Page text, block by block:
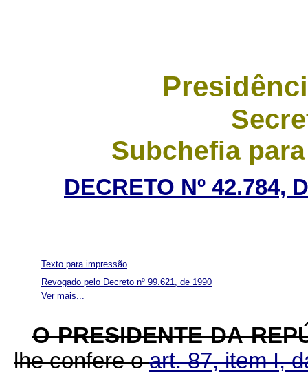
Subchefia
DECRETO Nº 42.784,
Ver mais...
Texto para impressão
Revogado pelo Decreto nº 99.621, de 1990
O PRESIDENTE DA
lhe confere oart. 87, item I,